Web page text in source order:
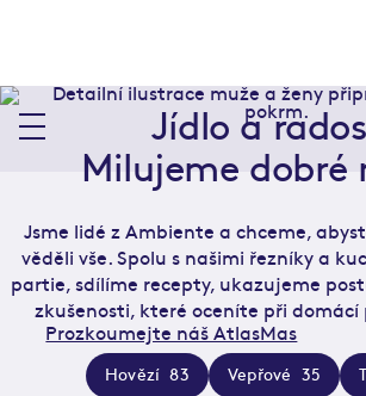
Jídlo a
Milujeme dobré
Jsme lidé z Ambiente a chceme,
věděli vše. Spolu s našimi řezníky a
partie, sdílíme recepty, ukazujeme
zkušenosti, které oceníte při domácí
Prozkoumejte náš AtlasMas
Hovězí 83 Vepřové 35